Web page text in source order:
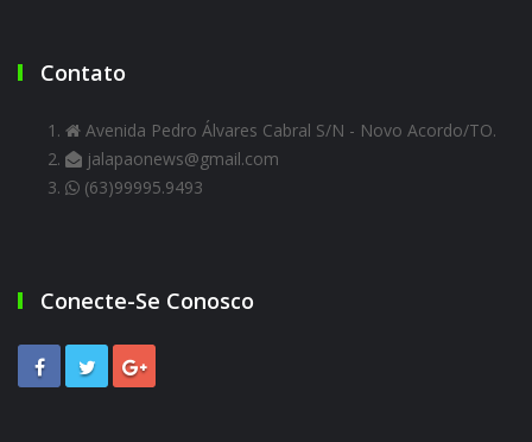
Contato
Avenida Pedro Álvares Cabral S/N - Novo Acordo/TO.
jalapaonews@gmail.com
(63)99995.9493
Conecte-Se Conosco